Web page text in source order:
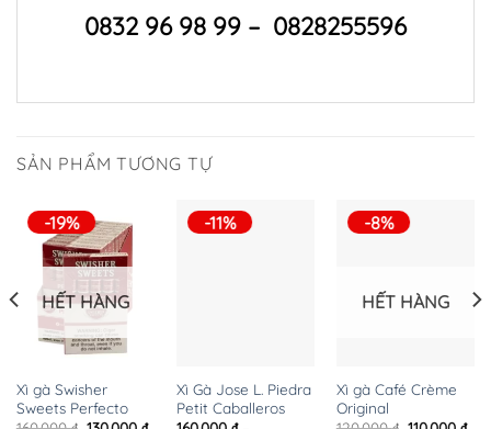
0832 96 98 99 – 0828255596
SẢN PHẨM TƯƠNG TỰ
-19%
HẾT HÀNG
Xì gà Swisher
Sweets Perfecto
-11%
Xì Gà Jose L. Piedra
Petit Caballeros
-8%
HẾT HÀNG
Xì gà Café Crème
Original